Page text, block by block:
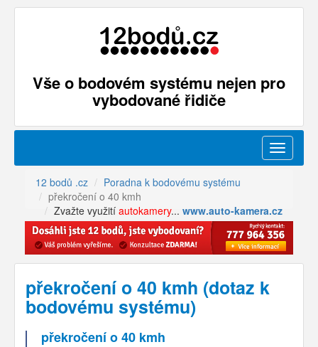
Vše o bodovém systému nejen pro
vybodované řidiče
Menu
12 bodů .cz
Poradna k bodovému systému
překročení o 40 kmh
Zvažte využití autokamery... www.auto-kamera.cz
překročení o 40 kmh (dotaz k
bodovému systému)
překročení o 40 kmh